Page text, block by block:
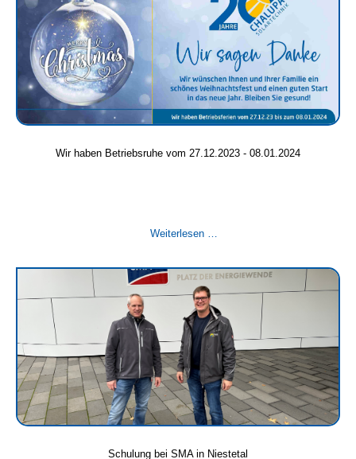
Berufsinfotag
am
Samstag
20.
Januar
2024
Wir haben Betriebsruhe vom 27.12.2023 - 08.01.2024
Weiterlesen …
vom
27.12.2023
-
08.01.2024
Schulung bei SMA in Niestetal